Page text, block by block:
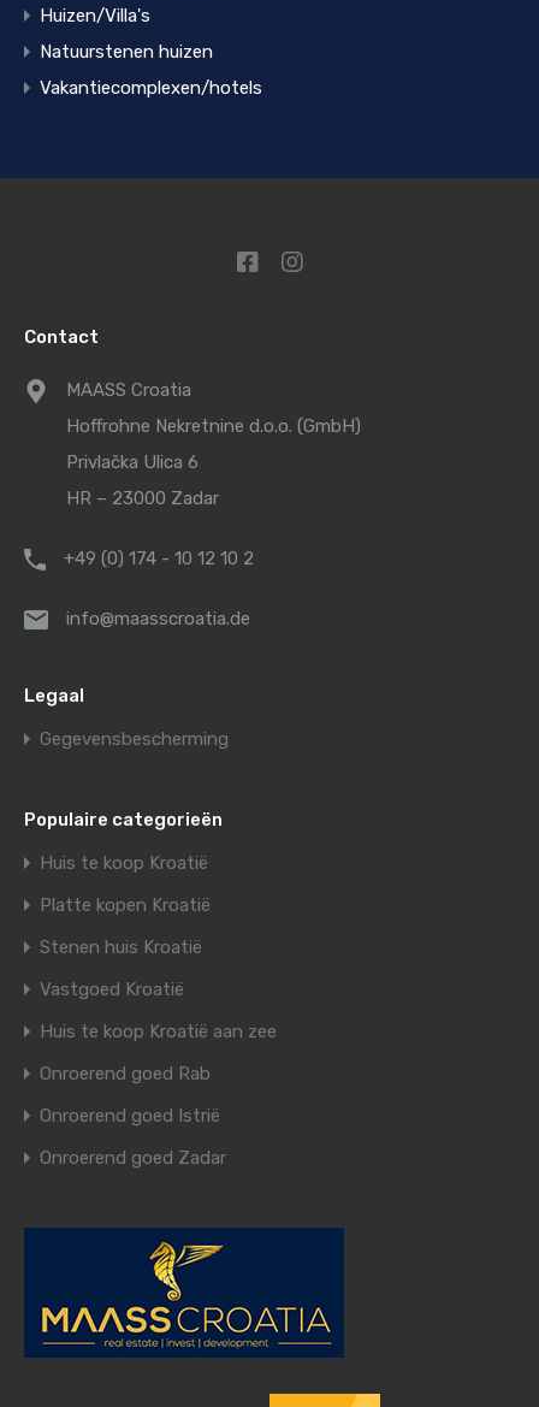
Huizen/Villa's
Natuurstenen huizen
Vakantiecomplexen/hotels
Contact
MAASS Croatia
Hoffrohne Nekretnine d.o.o. (GmbH)
Privlačka Ulica 6
HR – 23000 Zadar
+49 (0) 174 - 10 12 10 2
info@maasscroatia.de
Legaal
Gegevensbescherming
Populaire categorieën
Huis te koop Kroatië
Platte kopen Kroatië
Stenen huis Kroatië
Vastgoed Kroatië
Huis te koop Kroatië aan zee
Onroerend goed Rab
Onroerend goed Istrië
Onroerend goed Zadar